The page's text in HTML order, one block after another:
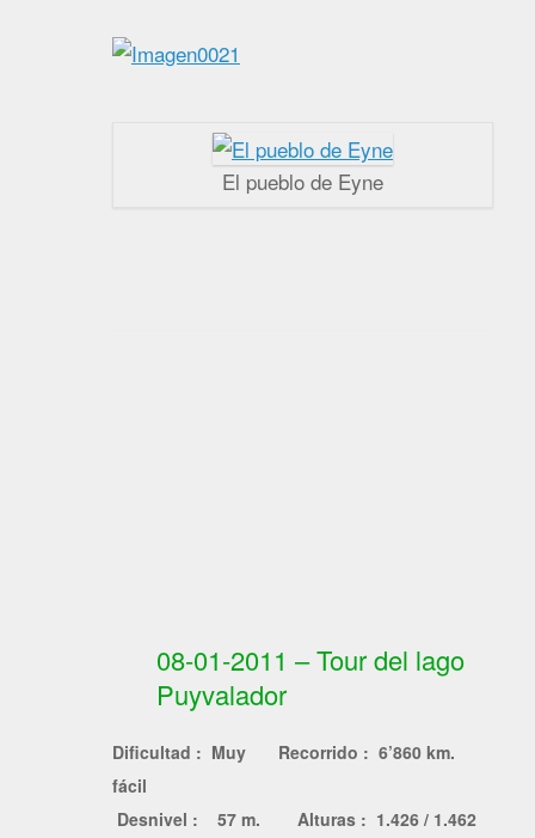
El pueblo de Eyne
08-01-2011 – Tour del lago
Puyvalador
Dificultad : Muy
fácil
Recorrido : 6’860 km.
Desnivel : 57 m.
Alturas : 1.426 / 1.462